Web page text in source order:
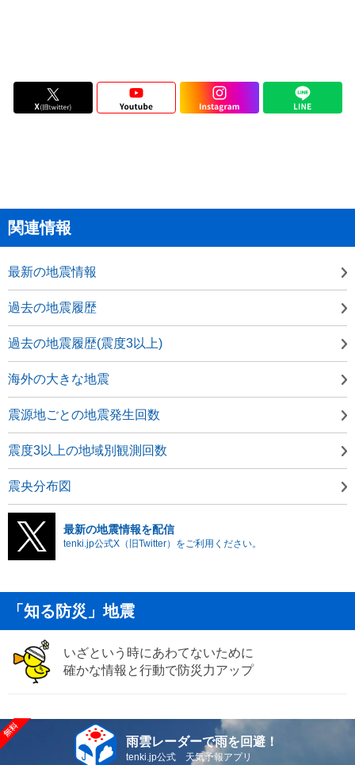
関連情報
最新の地震情報
過去の地震履歴
過去の地震履歴(震度3以上)
海外の大きな地震
震源地ごとの地震発生回数
震度3以上の地域別観測回数
震央分布図
最新の地震情報を配信
tenki.jp公式X（旧Twitter）をご利用ください。
「知る防災」地震
いざという時にあわてないために
確かな情報と行動で防災力アップ
雨雲レーダーで雨を回避！
tenki.jp公式 天気予報アプリ